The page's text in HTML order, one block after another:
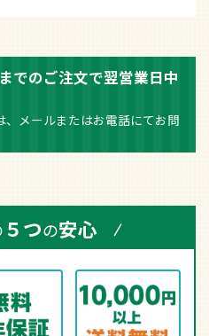
でのご注文で翌営業日中
メールまたはお電話にてお問
５つの安心